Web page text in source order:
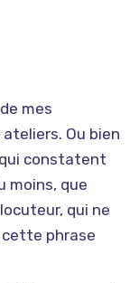
mes
Ou bien
constatent
moins, que
qui ne
cette phrase